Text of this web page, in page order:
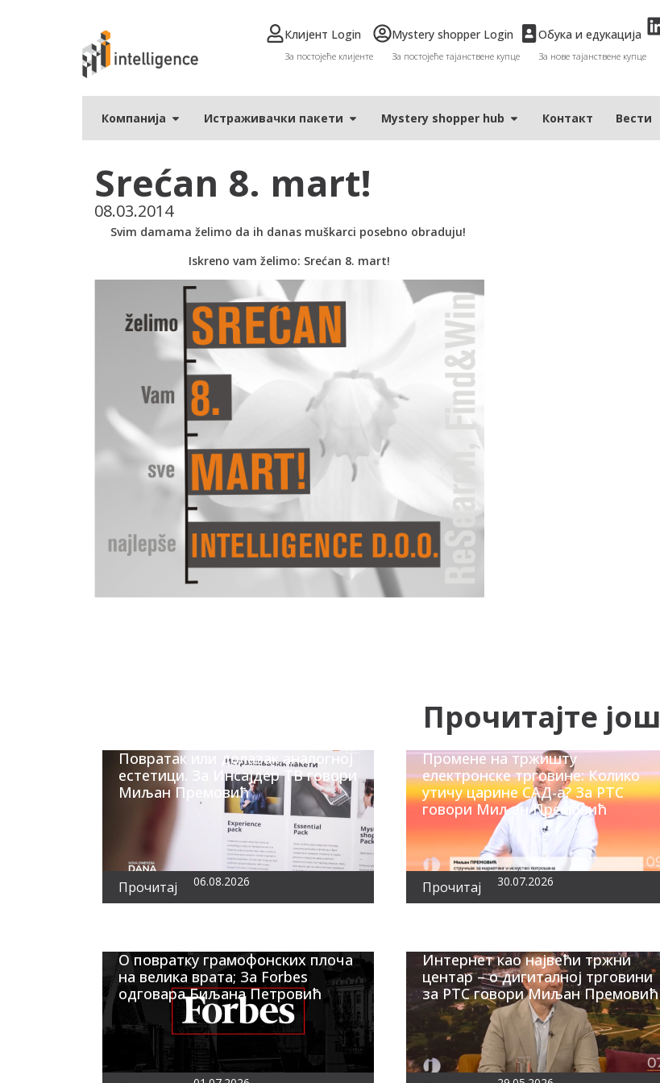
Клијент Login
За постојеће клијенте
Mystery shopper Login
За постојеће тајанствене купце
Обука и едукација
За нове тајанствене купце
Компанија Истраживачки пакети Мystery shopper hub Контакт Вести
Srećan 8. mart!
08.03.2014
Svim damama želimo da ih danas muškarci posebno obraduju!
Iskreno vam želimo: Srećan 8. mart!
Прочитајте још
Повратак или долазак аналогној
естетици. За Инсајдер ТВ говори
Миљан Премовић
Прочитај 06.08.2026
Промене на тржишту
електронске трговине: Колико
утичу царине САД-а? За РТС
говори Миљан Премовић
Прочитај 30.07.2026
О повратку грамофонских плоча
на велика врата; За Forbes
одговара Биљана Петровић
Интернет као највећи тржни
центар – о дигиталној трговини
за РТС говори Миљан Премовић